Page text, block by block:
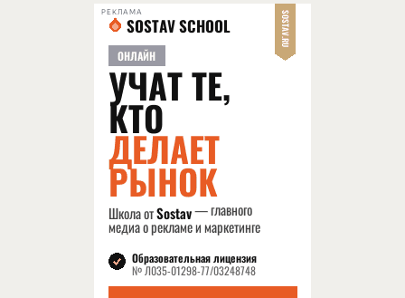
РЕКЛАМА